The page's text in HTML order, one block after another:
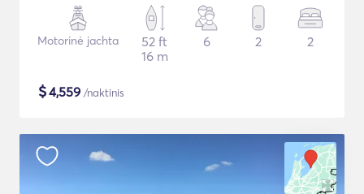
Motorinė jachta
52 ft
16 m
6 2 2
$4,559 /naktinis